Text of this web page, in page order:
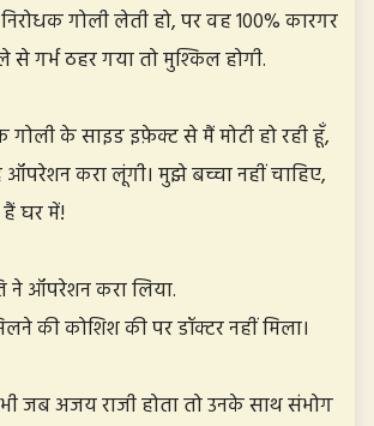
गोली लेती हो, पर वह 100% कारगर
से गर्भ ठहर गया तो मुश्किल होगी.
गोली के साइड इफ़ेक्ट से मैं मोटी हो रही हूँ,
करा लूंगी। मुझे बच्चा नहीं चाहिए,
घर में!
ने ऑपरेशन करा लिया.
की कोशिश की पर डॉक्टर नहीं मिला।
जब अजय राजी होता तो उनके साथ संभोग